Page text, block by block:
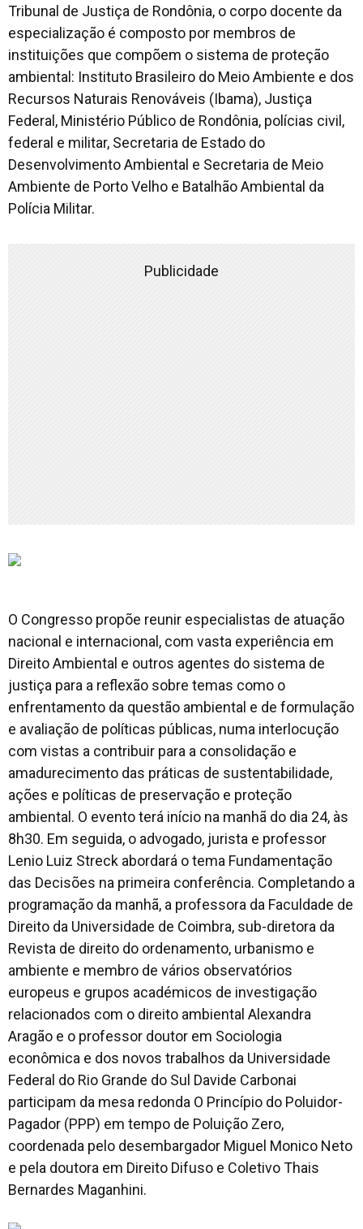
Tribunal de Justiça de Rondônia, o corpo docente da
especialização é composto por membros de
instituições que compõem o sistema de proteção
ambiental: Instituto Brasileiro do Meio Ambiente e dos
Recursos Naturais Renováveis (Ibama), Justiça
Federal, Ministério Público de Rondônia, polícias civil,
federal e militar, Secretaria de Estado do
Desenvolvimento Ambiental e Secretaria de Meio
Ambiente de Porto Velho e Batalhão Ambiental da
Polícia Militar.
Publicidade
O Congresso propõe reunir especialistas de atuação
nacional e internacional, com vasta experiência em
Direito Ambiental e outros agentes do sistema de
justiça para a reflexão sobre temas como o
enfrentamento da questão ambiental e de formulação
e avaliação de políticas públicas, numa interlocução
com vistas a contribuir para a consolidação e
amadurecimento das práticas de sustentabilidade,
ações e políticas de preservação e proteção
ambiental. O evento terá início na manhã do dia 24, às
8h30. Em seguida, o advogado, jurista e professor
Lenio Luiz Streck abordará o tema Fundamentação
das Decisões na primeira conferência. Completando a
programação da manhã, a professora da Faculdade de
Direito da Universidade de Coimbra, sub-diretora da
Revista de direito do ordenamento, urbanismo e
ambiente e membro de vários observatórios
europeus e grupos académicos de investigação
relacionados com o direito ambiental Alexandra
Aragão e o professor doutor em Sociologia
econômica e dos novos trabalhos da Universidade
Federal do Rio Grande do Sul Davide Carbonai
participam da mesa redonda O Princípio do Poluidor-
Pagador (PPP) em tempo de Poluição Zero,
coordenada pelo desembargador Miguel Monico Neto
e pela doutora em Direito Difuso e Coletivo Thais
Bernardes Maganhini.